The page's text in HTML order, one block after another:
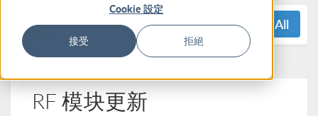
Cookie 設定
接受 拒絕
View All
RF 模块更新